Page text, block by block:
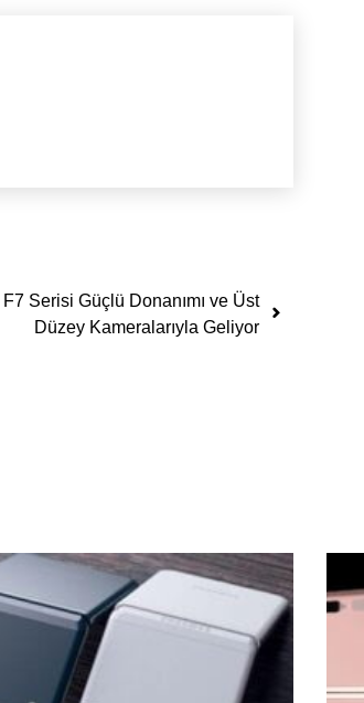
Serisi Güçlü Donanımı ve Üst
Düzey Kameralarıyla Geliyor